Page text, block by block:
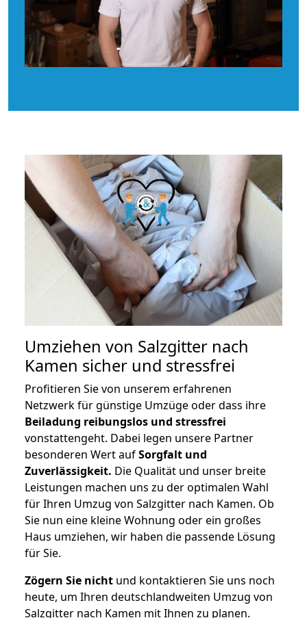
Umziehen von Salzgitter nach
Kamen sicher und stressfrei
Profitieren Sie von unserem erfahrenen
Netzwerk für günstige Umzüge oder dass ihre
Beiladung reibungslos und stressfrei
vonstattengeht. Dabei legen unsere Partner
besonderen Wert aufSorgfalt und
Zuverlässigkeit. Die Qualität und unser breite
Leistungen machen uns zu der optimalen Wahl
für Ihren Umzug von Salzgitter nach Kamen. Ob
Sie nun eine kleine Wohnung oder ein großes
Haus umziehen, wir haben die passende Lösung
für Sie.
Zögern Sie nicht und kontaktieren Sie uns noch
heute, um Ihren deutschlandweiten Umzug von
Salzgitter nach Kamen mit Ihnen zu planen.